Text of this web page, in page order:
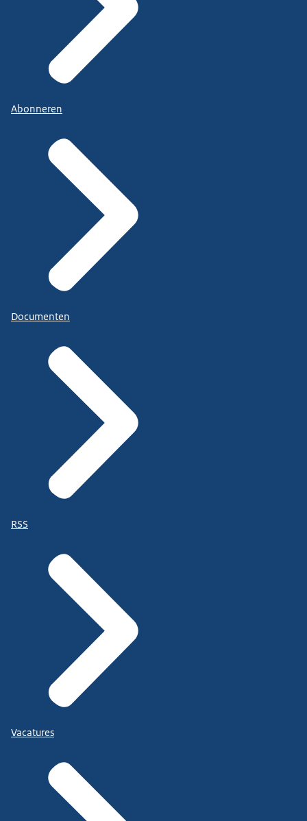
Abonneren
Documenten
RSS
Vacatures